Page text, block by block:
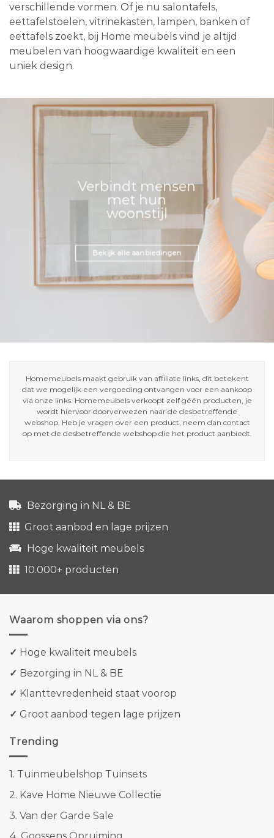
verschillende vormen. Of je nu salontafels,
eettafelstoelen, vitrinekasten, lampen, banken of
eettafels zoekt, bij Home meubels vind je altijd
meubelen van hoogwaardige kwaliteit en een
uniek design.
Verbindt mensen
met hun
woonstijl
Bekijk alle aanbiedingen
Homemeubels maakt gebruik van affiliate links, dit betekent
dat we mogelijk een vergoeding ontvangen voor een aankoop
via onze links. Homemeubels verkoopt zelf géén producten, je
wordt hiervoor doorverwezen naar de desbetreffende
webshop. Heb je vragen over een product, neem dan contact
op met de desbetreffende webshop die het product aanbiedt.
Bezorging in NL & BE
Groot aanbod en lage prijzen
Hoge kwaliteit meubels
10.000+ producten
Waarom shoppen via ons?
✓ Hoge kwaliteit meubels
✓ Bezorging in NL & BE
✓ Klanttevredenheid staat voorop
✓ Groot aanbod tegen lage prijzen
Trending
1. Tuinmeubelshop Tuinsets
2. Kave Home Nieuwe Collectie
3. Van der Garde Sale